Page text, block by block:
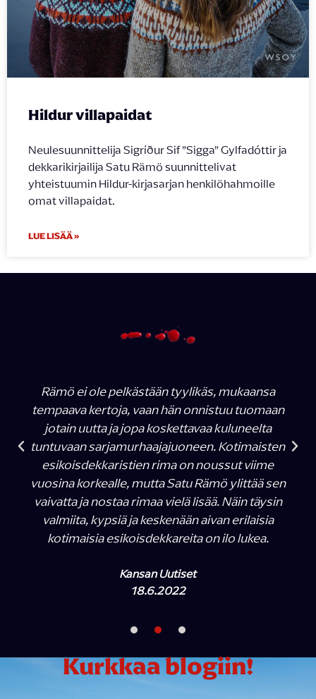
Hildur villapaidat
Neulesuunnittelija Sigríður Sif ”Sigga” Gylfadóttir ja
dekkarikirjailija Satu Rämö suunnittelivat
yhteistuumin Hildur-kirjasarjan henkilöhahmoille
omat villapaidat.
LUE LISÄÄ »
Rämö ei ole pelkästään tyylikäs, mukaansa
tempaava kertoja, vaan hän onnistuu tuomaan
jotain uutta ja jopa koskettavaa kuluneelta
tuntuvaan sarjamurhaajajuoneen. Kotimaisten
esikoisdekkaristien rima on noussut viime
vuosina korkealle, mutta Satu Rämö ylittää sen
vaivatta ja nostaa rimaa vielä lisää. Näin täysin
valmiita, kypsiä ja keskenään aivan erilaisia
kotimaisia esikoisdekkareita on ilo lukea.
Kansan Uutiset
18.6.2022
Kurkkaa blogiin!